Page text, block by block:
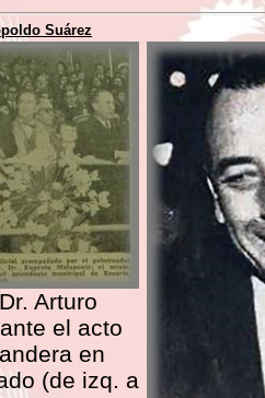
Suárez
Arturo
el acto
en
(de izq. a